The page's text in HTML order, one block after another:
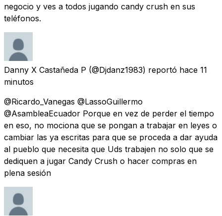
negocio y ves a todos jugando candy crush en sus
teléfonos.
Danny X Castañeda P (@Djdanz1983) reportó hace 11
minutos
@Ricardo_Vanegas @LassoGuillermo
@AsambleaEcuador Porque en vez de perder el tiempo
en eso, no mociona que se pongan a trabajar en leyes o
cambiar las ya escritas para que se proceda a dar ayuda
al pueblo que necesita que Uds trabajen no solo que se
dediquen a jugar Candy Crush o hacer compras en
plena sesión